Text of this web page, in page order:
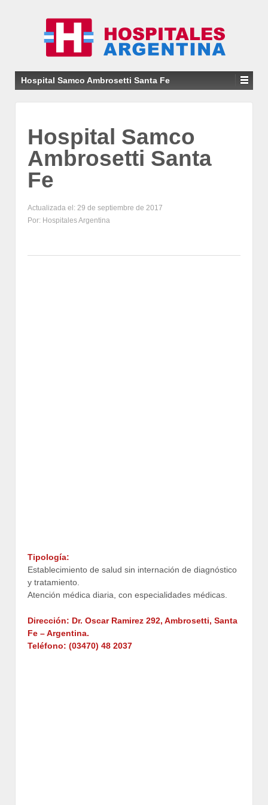
Hospital Samco Ambrosetti Santa Fe
Hospital Samco
Ambrosetti Santa
Fe
Actualizada el: 29 de septiembre de 2017
Por: Hospitales Argentina
Tipología:
Establecimiento de salud sin internación de diagnóstico
y tratamiento.
Atención médica diaria, con especialidades médicas.
Dirección: Dr. Oscar Ramirez 292, Ambrosetti, Santa
Fe – Argentina.
Teléfono: (03470) 48 2037